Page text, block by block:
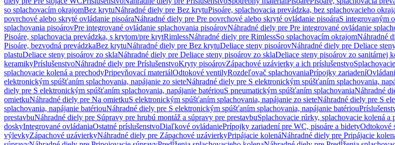
so splachovacím okrajomBez krytuNáhradné diely pre Bez krytuPisoáre, splachovacia prevádzka, bez splachovacieho
povrchové alebo skryté ovládanie pisoáraNáhradné diely pre Pre povrchové alebo skryté ovládanie pisoáraS integrovaným
splachovania pisoárovPre integrované ovládanie splachovania pisoárovNáhradné diely pre Pre integrované ovládanie
Pisoáre, splachovacia prevádzka, s krytom/pre krytRimlessNáhradné diely pre RimlessSo splachovacím okrajomNáhradné
Pisoáre, bezvodná prevádzkaBez krytuNáhradné diely pre Bez krytuDeliace steny pisoárovNáhradné diely pre Deliace
plastuDeliace steny pisoárov zo sklaNáhradné diely pre Deliace steny pisoárov zo sklaDeliace steny pisoárov zo sanitárnej
keramikyPríslušenstvoNáhradné diely pre PríslušenstvoKryty pisoárovZápachové uzávierky a ich príslušenstvo
splachovacie kolená a prechodyPripevňovací materiálOdtokové ventilyRozdeľovač splachovaniaPrípojky zariadení
elektronickým spúšťaním splachovania, napájanie zo sieteNáhradné diely pre S elektronickým spúšťaním splachovania,
diely pre S elektronickým spúšťaním splachovania, napájanie batériouS pneumatickým spúšťaním splachovaniaNáhradné
omietkuNáhradné diely pre Na omietkuS elektronickým spúšťaním splachovania, napájanie zo sieteNáhradné diely pre S
splachovania, napájanie batériouNáhradné diely pre S elektronickým spúšťaním splachovania, napájanie batériou
prestavbuNáhradné diely pre Súpravy pre hrubú montáž a súpravy pre prestavbuSplachovacie rúrky, splachovacie kolená a
doskyIntegrované ovládaniaOstatné príslušenstvoDiaľkové ovládaniePrípojky zariadení pre WC, pisoáre a bidetyOdtokové
výlevkyZápachové uzávierkyNáhradné diely pre Zápachové uzávierkyPripájacie kolenáNáhradné diely pre Pripájacie